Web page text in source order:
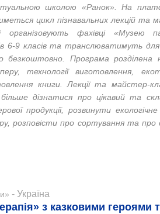
школою «Ранок». На
цикл пізнавальних лекцій та
організовують фахівці «Музею
6-9 класів та транслюватимуть для
безкоштовно. Програма розділена
технології виготовлення,
книги. Лекції та майстер-
дізнатися про цікавий та
продукції, розвинути
розповісти про сортування та
- Україна
з казковими героями